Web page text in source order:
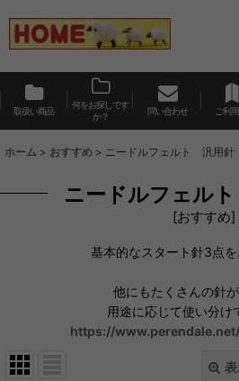
取扱い商品
何をお探しです
か？
問い合わせ ご利
ホーム > おすすめ > ニードルフェルト 汎用針
ニードルフェル
[おすすめ]
基本的なスタート針3点
他にもたくさんの針
用途に応じて使い分け
https://